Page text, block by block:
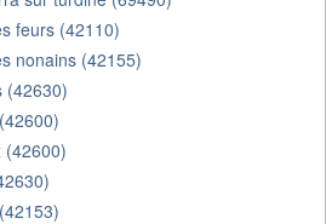
feurs (42110)
nonains (42155)
(42630)
(42600)